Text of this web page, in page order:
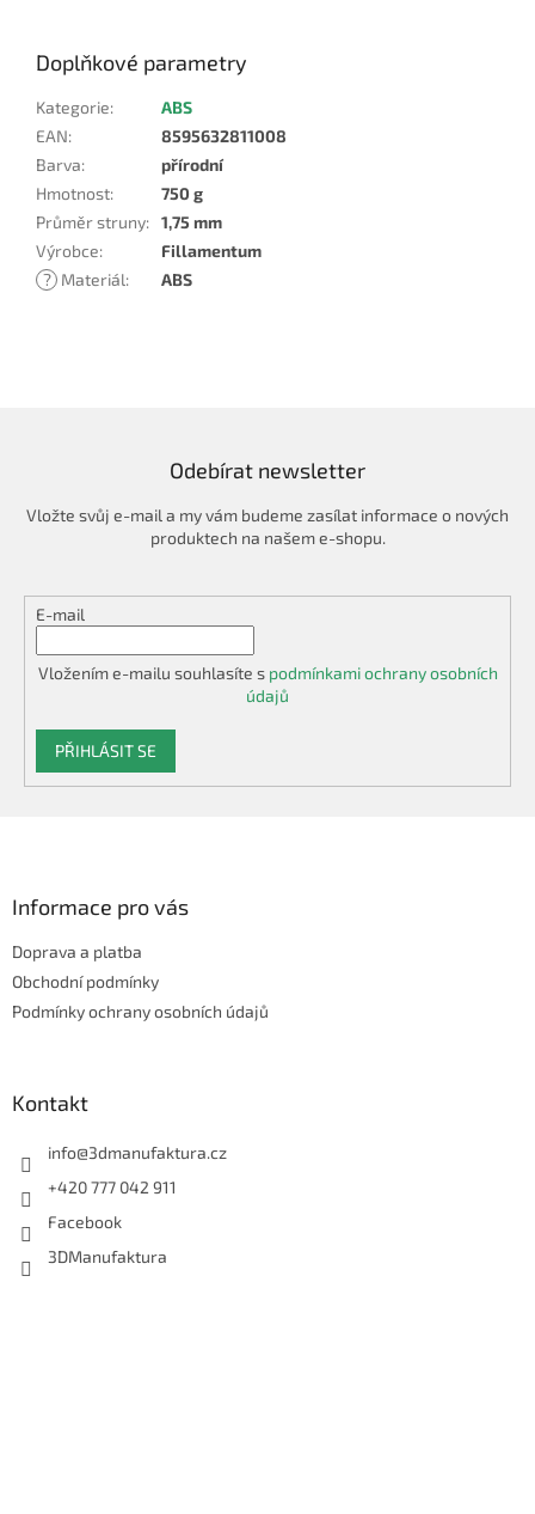
Doplňkové parametry
Kategorie:
ABS
EAN:
8595632811008
Barva:
přírodní
Hmotnost:
750 g
Průměr struny: 1,75 mm
Výrobce:
Fillamentum
? Materiál: ABS
Odebírat newsletter
Vložte svůj e-mail a my vám budeme zasílat informace o nových
produktech na našem e-shopu.
E-mail
Vložením e-mailu souhlasíte s podmínkami ochrany osobních
údajů
PŘIHLÁSIT SE
Informace pro vás
Doprava a platba
Obchodní podmínky
Podmínky ochrany osobních údajů
Kontakt
info@3dmanufaktura.cz
+420 777 042 911
Facebook
3DManufaktura